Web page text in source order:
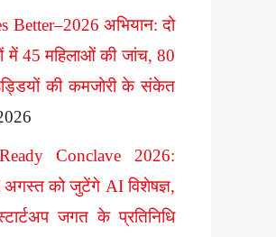
Better–2026 अभियान: दो
में 45 महिलाओं की जांच, 80
की कमजोरी के संकेत
Conclave 2026:
को जुटेंगे AI विशेषज्ञ,
जगत के प्रतिनिधि